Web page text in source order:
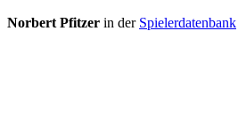
Norbert Pfitzer in der Spielerdatenbank